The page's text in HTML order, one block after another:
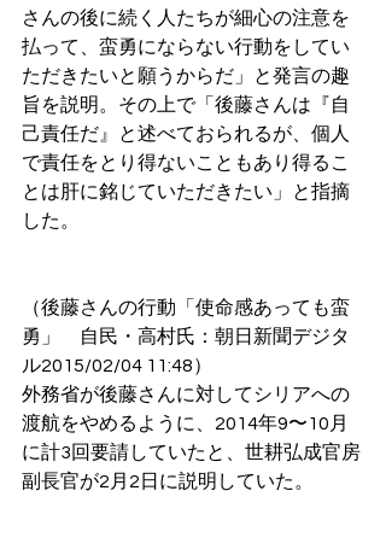
さんの後に続く人たちが細心の注意を
払って、蛮勇にならない行動をしてい
ただきたいと願うからだ」と発言の趣
旨を説明。その上で「後藤さんは『自
己責任だ』と述べておられるが、個人
で責任をとり得ないこともあり得るこ
とは肝に銘じていただきたい」と指摘
した。
（後藤さんの行動「使命感あっても蛮
勇」　自民・高村氏：朝日新聞デジタ
ル2015/02/04 11:48）
外務省が後藤さんに対してシリアへの
渡航をやめるように、2014年9〜10月
に計3回要請していたと、世耕弘成官房
副長官が2月2日に説明していた。